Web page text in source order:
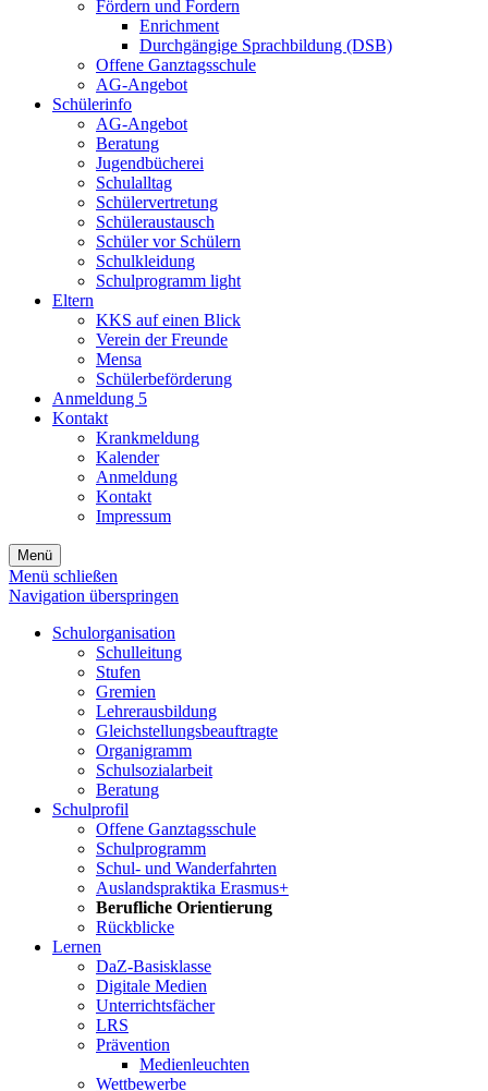
Fördern und Fordern
Enrichment
Durchgängige Sprachbildung (DSB)
Offene Ganztagsschule
AG-Angebot
Schülerinfo
AG-Angebot
Beratung
Jugendbücherei
Schulalltag
Schülervertretung
Schüleraustausch
Schüler vor Schülern
Schulkleidung
Schulprogramm light
Eltern
KKS auf einen Blick
Verein der Freunde
Mensa
Schülerbeförderung
Anmeldung 5
Kontakt
Krankmeldung
Kalender
Anmeldung
Kontakt
Impressum
Menü
Menü schließen
Navigation überspringen
Schulorganisation
Schulleitung
Stufen
Gremien
Lehrerausbildung
Gleichstellungsbeauftragte
Organigramm
Schulsozialarbeit
Beratung
Schulprofil
Offene Ganztagsschule
Schulprogramm
Schul- und Wanderfahrten
Auslandspraktika Erasmus+
Berufliche Orientierung
Rückblicke
Lernen
DaZ-Basisklasse
Digitale Medien
Unterrichtsfächer
LRS
Prävention
Medienleuchten
Wettbewerbe